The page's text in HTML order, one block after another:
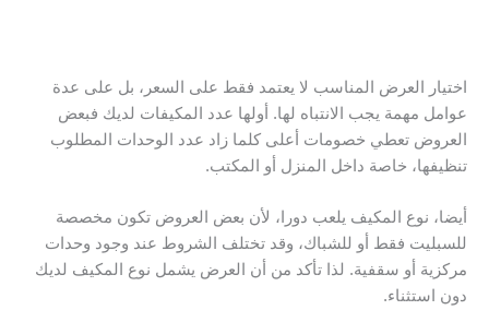
اختيار العرض المناسب لا يعتمد فقط على السعر، بل على عدة
عوامل مهمة يجب الانتباه لها. أولها عدد المكيفات لديك فبعض
العروض تعطي خصومات أعلى كلما زاد عدد الوحدات المطلوب
تنظيفها، خاصة داخل المنزل أو المكتب.
أيضا، نوع المكيف يلعب دورا، لأن بعض العروض تكون مخصصة
للسبليت فقط أو للشباك، وقد تختلف الشروط عند وجود وحدات
مركزية أو سقفية. لذا تأكد من أن العرض يشمل نوع المكيف لديك
دون استثناء.